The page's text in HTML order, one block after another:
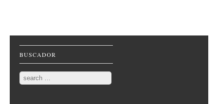
Post navigation
BUSCADOR
Search